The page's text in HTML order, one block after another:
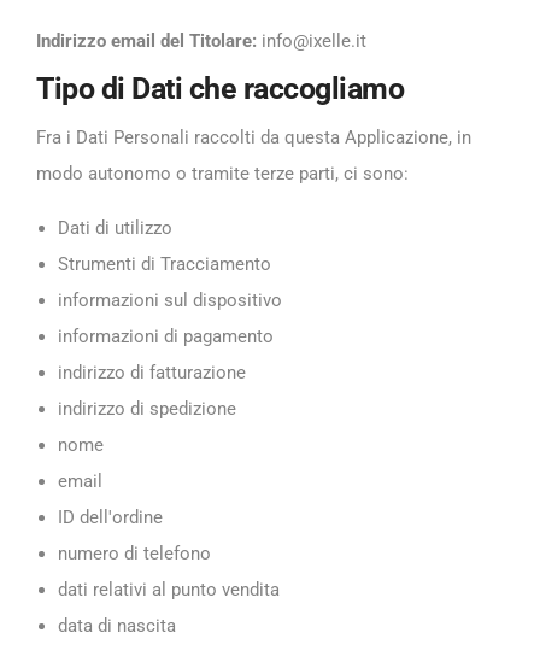
Indirizzo email del Titolare: info@ixelle.it
Tipo di Dati che raccogliamo
Fra i Dati Personali raccolti da questa Applicazione, in
modo autonomo o tramite terze parti, ci sono:
Dati di utilizzo
Strumenti di Tracciamento
informazioni sul dispositivo
informazioni di pagamento
indirizzo di fatturazione
indirizzo di spedizione
nome
email
ID dell'ordine
numero di telefono
dati relativi al punto vendita
data di nascita